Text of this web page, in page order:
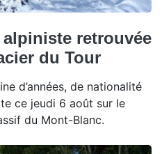
retrouvée
du Tour
d’années, de nationalité
ce jeudi 6 août sur le
du Mont-Blanc.